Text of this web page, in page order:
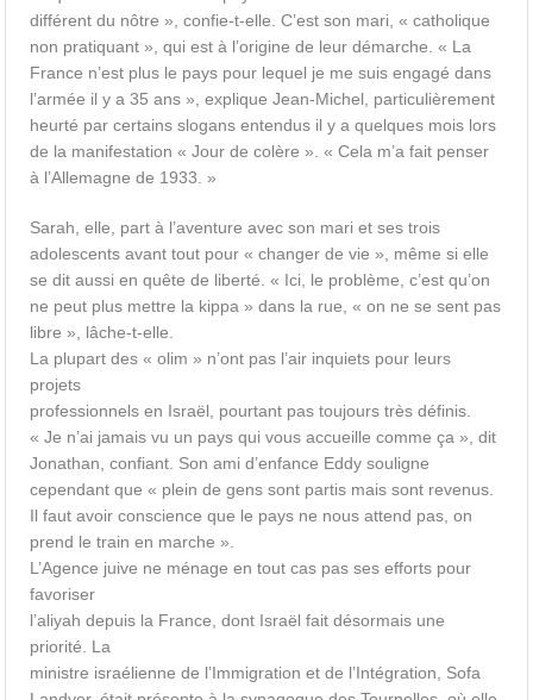
différent du nôtre », confie-t-elle. C’est son mari, « catholique
non pratiquant », qui est à l’origine de leur démarche. « La
France n’est plus le pays pour lequel je me suis engagé dans
l’armée il y a 35 ans », explique Jean-Michel, particulièrement
heurté par certains slogans entendus il y a quelques mois lors
de la manifestation « Jour de colère ». « Cela m’a fait penser
à l’Allemagne de 1933. »
Sarah, elle, part à l’aventure avec son mari et ses trois
adolescents avant tout pour « changer de vie », même si elle
se dit aussi en quête de liberté. « Ici, le problème, c’est qu’on
ne peut plus mettre la kippa » dans la rue, « on ne se sent pas
libre », lâche-t-elle.
La plupart des « olim » n’ont pas l’air inquiets pour leurs
projets
professionnels en Israël, pourtant pas toujours très définis.
« Je n’ai jamais vu un pays qui vous accueille comme ça », dit
Jonathan, confiant. Son ami d’enfance Eddy souligne
cependant que « plein de gens sont partis mais sont revenus.
Il faut avoir conscience que le pays ne nous attend pas, on
prend le train en marche ».
L’Agence juive ne ménage en tout cas pas ses efforts pour
favoriser
l’aliyah depuis la France, dont Israël fait désormais une
priorité. La
ministre israélienne de l’Immigration et de l’Intégration, Sofa